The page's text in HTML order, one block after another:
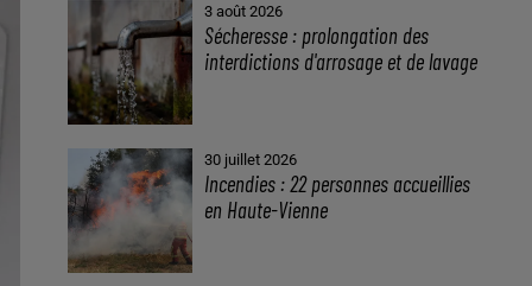
3 août 2026
Sécheresse : prolongation des
interdictions d'arrosage et de lavage
30 juillet 2026
Incendies : 22 personnes accueillies
en Haute-Vienne